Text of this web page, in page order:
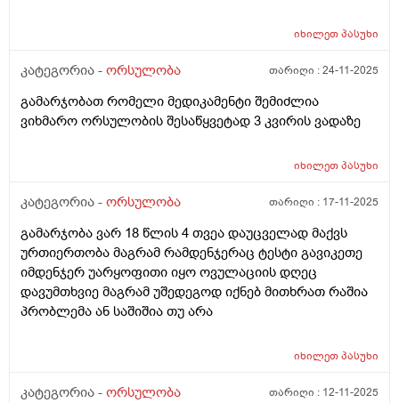
იხილეთპასუხი
კატეგორია - ორსულობა თარიღი :24-11-2025
გამარჯობათ რომელი მედიკამენტი შემიძლია
ვიხმარო ორსულობის შესაწყვეტად 3 კვირის ვადაზე
იხილეთპასუხი
კატეგორია - ორსულობა თარიღი : 17-11-2025
გამარჯობა ვარ 18 წლის 4 თვეა დაუცველად მაქვს
ურთიერთობა მაგრამ რამდენჯერაც ტესტი გავიკეთე
იმდენჯერ უარყოფითი იყო ოვულაციის დღეც
დავუმთხვიე მაგრამ უშედეგოდ იქნებ მითხრათ რაშია
პრობლემა ან საშიშია თუ არა
იხილეთპასუხი
კატეგორია - ორსულობა თარიღი : 12-11-2025